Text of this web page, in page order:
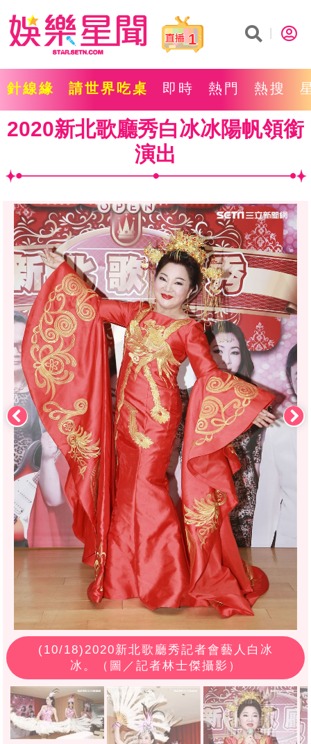
1
針線緣 請世界吃桌 即時 熱門 熱搜
2020新北歌廳秀白冰冰陽帆領銜
演出
(10/18)2020新北歌廳秀記者會藝人白冰
冰。（圖／記者林士傑攝影）